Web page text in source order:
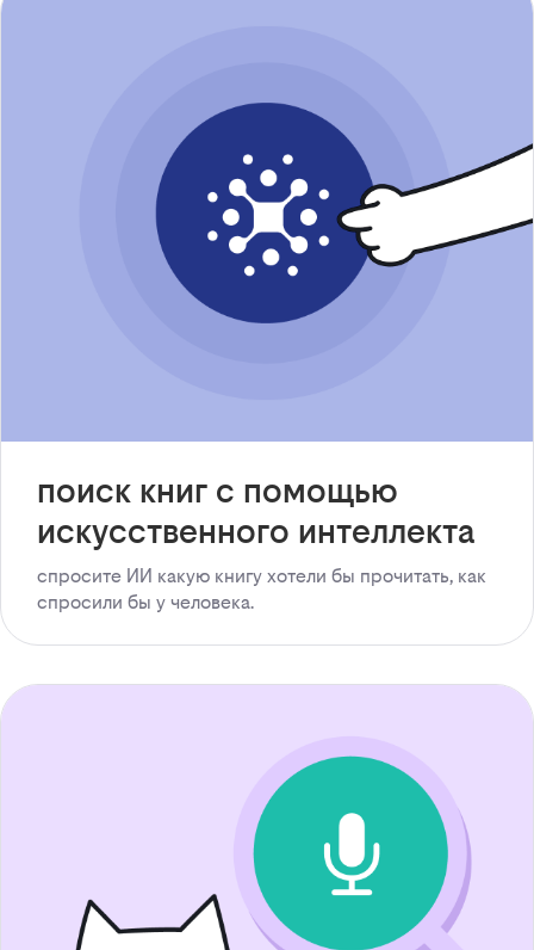
поиск книг с помощью
искусственного интеллекта
спросите ИИ какую книгу хотели бы прочитать, как
спросили бы у человека.